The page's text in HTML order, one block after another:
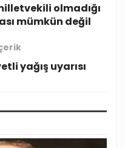
olmadığı
mümkün değil
yağış uyarısı